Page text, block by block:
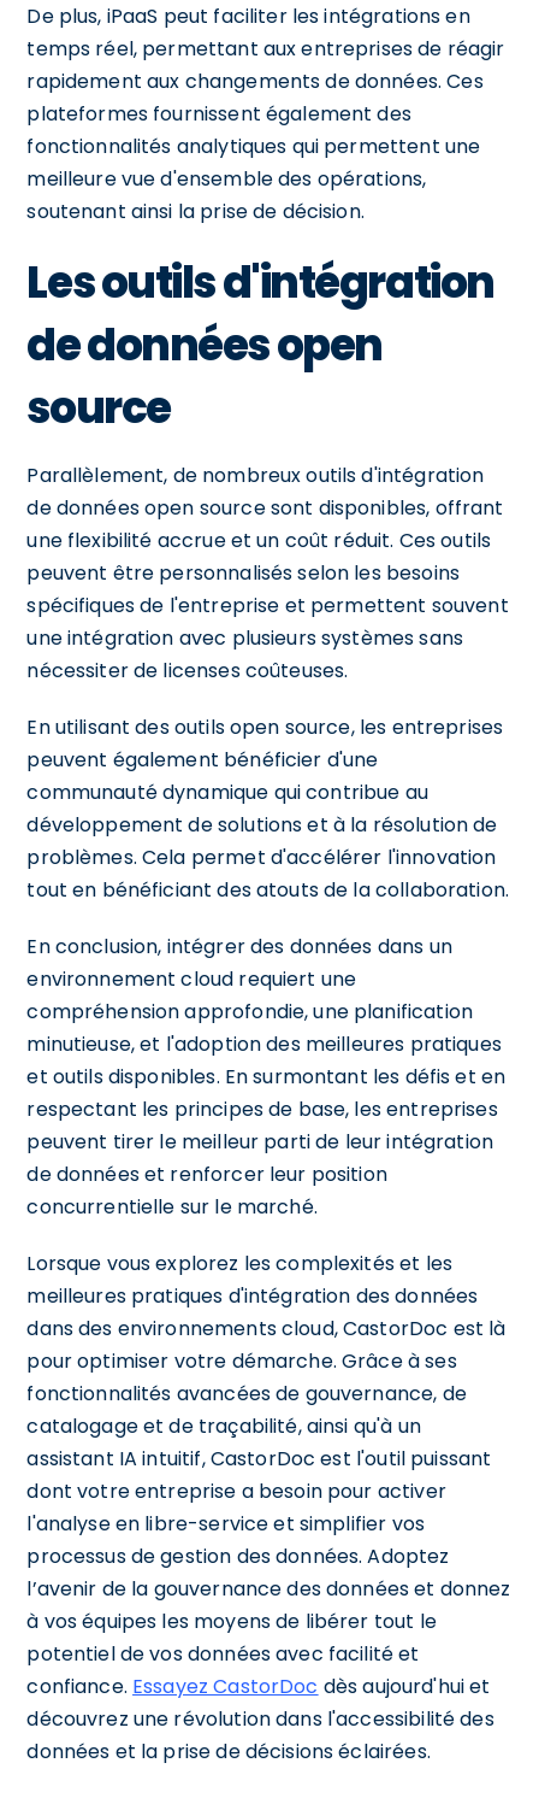
De plus, iPaaS peut faciliter les intégrations en
temps réel, permettant aux entreprises de réagir
rapidement aux changements de données. Ces
plateformes fournissent également des
fonctionnalités analytiques qui permettent une
meilleure vue d'ensemble des opérations,
soutenant ainsi la prise de décision.
Les outils d'intégration
de données open
source
Parallèlement, de nombreux outils d'intégration
de données open source sont disponibles, offrant
une flexibilité accrue et un coût réduit. Ces outils
peuvent être personnalisés selon les besoins
spécifiques de l'entreprise et permettent souvent
une intégration avec plusieurs systèmes sans
nécessiter de licenses coûteuses.
En utilisant des outils open source, les entreprises
peuvent également bénéficier d'une
communauté dynamique qui contribue au
développement de solutions et à la résolution de
problèmes. Cela permet d'accélérer l'innovation
tout en bénéficiant des atouts de la collaboration.
En conclusion, intégrer des données dans un
environnement cloud requiert une
compréhension approfondie, une planification
minutieuse, et l'adoption des meilleures pratiques
et outils disponibles. En surmontant les défis et en
respectant les principes de base, les entreprises
peuvent tirer le meilleur parti de leur intégration
de données et renforcer leur position
concurrentielle sur le marché.
Lorsque vous explorez les complexités et les
meilleures pratiques d'intégration des données
dans des environnements cloud, CastorDoc est là
pour optimiser votre démarche. Grâce à ses
fonctionnalités avancées de gouvernance, de
catalogage et de traçabilité, ainsi qu'à un
assistant IA intuitif, CastorDoc est l'outil puissant
dont votre entreprise a besoin pour activer
l'analyse en libre-service et simplifier vos
processus de gestion des données. Adoptez
l’avenir de la gouvernance des données et donnez
à vos équipes les moyens de libérer tout le
potentiel de vos données avec facilité et
confiance. Essayez CastorDoc dès aujourd'hui et
découvrez une révolution dans l'accessibilité des
données et la prise de décisions éclairées.